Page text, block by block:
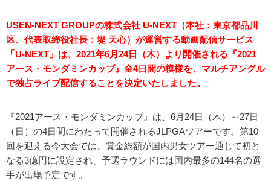
USEN-NEXT GROUPの株式会社 U-NEXT（本社：東京都品川
区、代表取締役社長：堤 天心）が運営する動画配信サービス
「U-NEXT」は、2021年6月24日（木）より開催される『2021
アース・モンダミンカップ』全4日間の模様を、マルチアングル
で独占ライブ配信することを決定いたしました。
『2021アース・モンダミンカップ』は、6月24日（木）～27日
（日）の4日間にわたって開催されるJLPGAツアーです。第10
回を迎える今大会では、賞金総額が国内男女ツアー通じて初と
なる3億円に設定され、予選ラウンドには国内最多の144名の選
手が出場予定です。